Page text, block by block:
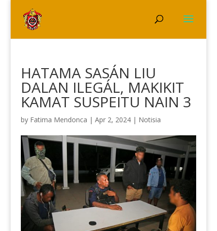
HATAMA SASÁN LIU
DALAN ILEGÁL, MAKIKIT
KAMAT SUSPEITU NAIN 3
by Fatima Mendonca | Apr 2, 2024| Notisia